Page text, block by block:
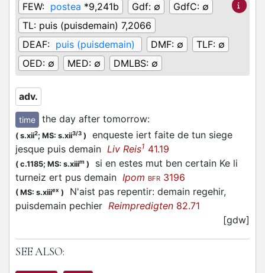
FEW: postea *9,241b Gdf: ∅ GdfC: ∅
TL: puis (puisdemain) 7,2066
DEAF: puis (puisdemain) DMF: ∅ TLF: ∅
OED: ∅ MED: ∅ DMLBS: ∅
adv.
time the day after tomorrow:
( s.xii2; MS: s.xii3/3 )
enqueste iert faite de tun siege
jesque puis demain Liv Reis1 41.19
( c.1185; MS: s.xiiim )
si en estes mut ben certain Ke li
turneiz ert pus demain Ipom BFR 3196
( MS: s.xiiiex )
N'aist pas repentir: demain regehir,
puisdemain pechier Reimpredigten 82.71
[gdw]
SEE ALSO: